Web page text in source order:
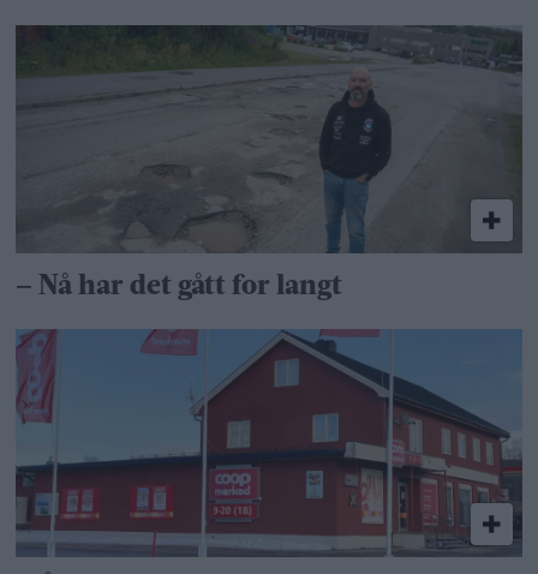
– Nå har det gått for langt